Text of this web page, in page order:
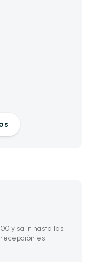
y salir hasta las
es